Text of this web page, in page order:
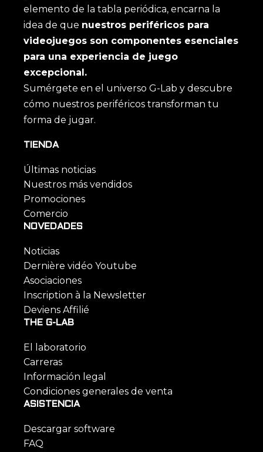
elemento de la tabla periódica, encarna la
idea de que nuestros periféricos para
videojuegos son componentes esenciales
para una experiencia de juego
excepcional.
Sumérgete en el universo G-Lab y descubre
cómo nuestros periféricos transforman tu
forma de jugar.
TIENDA
Últimas noticias
Nuestros más vendidos
Promociones
Comercio
NOVEDADES
Noticias
Dernière vidéo Youtube
Asociaciones
Inscription à la Newsletter
Deviens Affilié
THE G-LAB
El laboratorio
Carreras
Información legal
Condiciones generales de venta
ASISTENCIA
Descargar software
FAQ